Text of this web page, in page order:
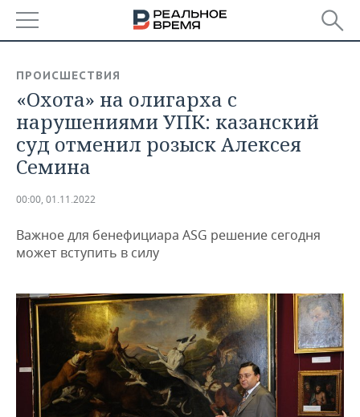
БАШКОРТОСТАН
ТАТАРСТАН
УДМУРТИЯ
НОВОСТИ
АНАЛИТИКА
НОВОСТИ АНАЛИТИКИ
ДЕКЛАРАЦИИ О ДОХОДАХ
КОРОЛИ ГОСЗАКАЗА ПФО
КОМУ ПРИНАДЛЕЖАТ
ТОРГОВЫЕ ЦЕНТРЫ
ТАТАРСТАНА
ЭКОНОМИКА
НОВОСТИ ЭКОНОМИКИ
ФИНАНСЫ
БЮДЖЕТ
ИНВЕСТИЦИИ
ПРОМЫШЛЕННОСТЬ
НОВОСТИ
ПРОМЫШЛЕННОСТИ
АГРОПРОМ
МАШИНОСТРОЕНИЕ
НЕФТЕХИМИЯ
НЕФТЬ
НЕДВИЖИМОСТЬ
НОВОСТИ АВТО
БИЗНЕС
НОВОСТИ БИЗНЕСА
РОЗНИЧНАЯ ТОРГОВЛЯ
ТЕХНОЛОГИИ
НОВОСТИ ТЕХНОЛОГИЙ
МЕРОПРИЯТИЯ
ПРОИСШЕСТВИЯ
«Охота» на олигарха с
нарушениями УПК: казанский
суд отменил розыск Алексея
Семина
00:00, 01.11.2022
Важное для бенефициара ASG решение сегодня
может вступить в силу